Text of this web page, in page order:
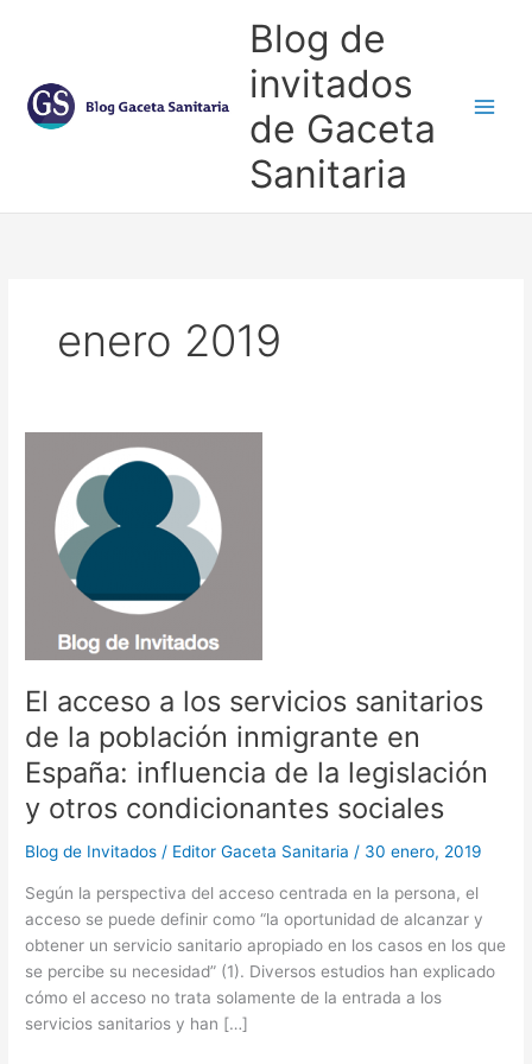
Blog de
invitados
de Gaceta
Sanitaria
enero 2019
El acceso a los servicios sanitarios
de la población inmigrante en
España: influencia de la legislación
y otros condicionantes sociales
Blog de Invitados / Editor Gaceta Sanitaria / 30 enero, 2019
Según la perspectiva del acceso centrada en la persona, el
acceso se puede definir como “la oportunidad de alcanzar y
obtener un servicio sanitario apropiado en los casos en los que
se percibe su necesidad” (1). Diversos estudios han explicado
cómo el acceso no trata solamente de la entrada a los
servicios sanitarios y han […]